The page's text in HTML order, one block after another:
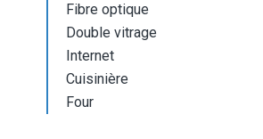
Fibre optique
Double vitrage
Internet
Cuisinière
Four